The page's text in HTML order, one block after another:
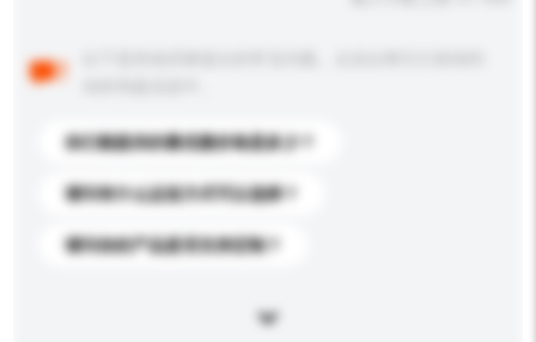
你们能提供的最优惠价格是多少？
请问有什么运送方式可以选择？
请问你的产品是否支持定制？